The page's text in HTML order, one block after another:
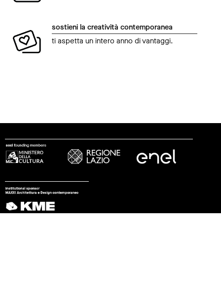
sostieni la creatività contemporanea
ti aspetta un intero anno di vantaggi.